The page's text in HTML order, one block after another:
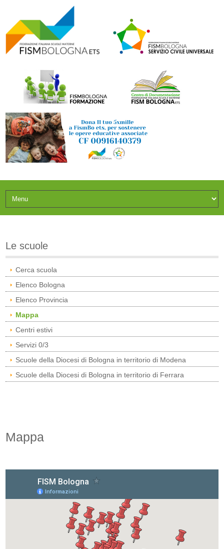
Le scuole
Cerca scuola
Elenco Bologna
Elenco Provincia
Mappa
Centri estivi
Servizi 0/3
Scuole della Diocesi di Bologna in territorio di Modena
Scuole della Diocesi di Bologna in territorio di Ferrara
Mappa